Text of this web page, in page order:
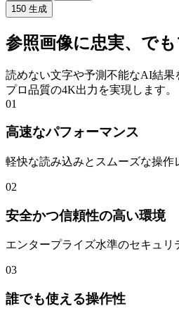
150 生成
参照画像に忠実、で
読めない文字や予測不能なAI結果
プロ品質の4K出力を実現します。
01
高速なパフォーマンス
軽快な読み込みとスムーズな操作
02
安全かつ信頼性の高い環境
エンタープライズ水準のセキュリ
03
誰でも使える操作性